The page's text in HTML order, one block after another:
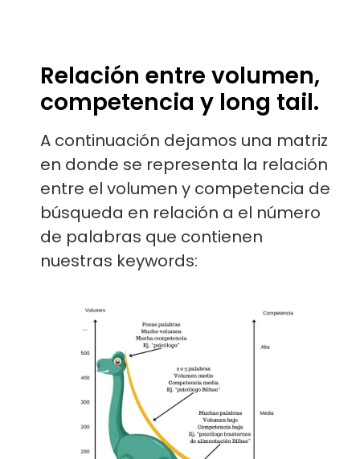
Relación entre volumen,
competencia y long tail.
A continuación dejamos una matriz
en donde se representa la relación
entre el volumen y competencia de
búsqueda en relación a el número
de palabras que contienen
nuestras keywords: